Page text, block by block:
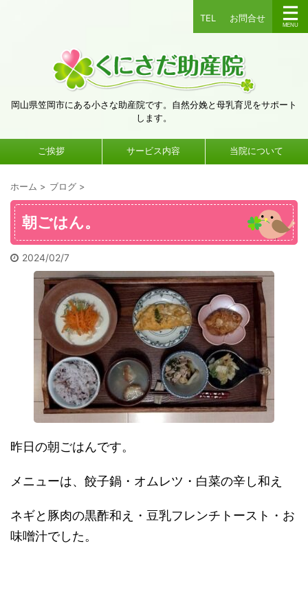
TEL お問合せ
岡山県笠岡市にある小さな助産院です。自然分娩と母乳育児をサポート
します。
ご挨拶 サービス内容 当院について
ホーム > ブログ >
朝ごはん。
2024/02/7
昨日の朝ごはんです。
メニューは、餃子鍋・オムレツ・白菜の辛し和え
ネギと豚肉の黒酢和え・豆乳フレンチトースト・お
味噌汁でした。